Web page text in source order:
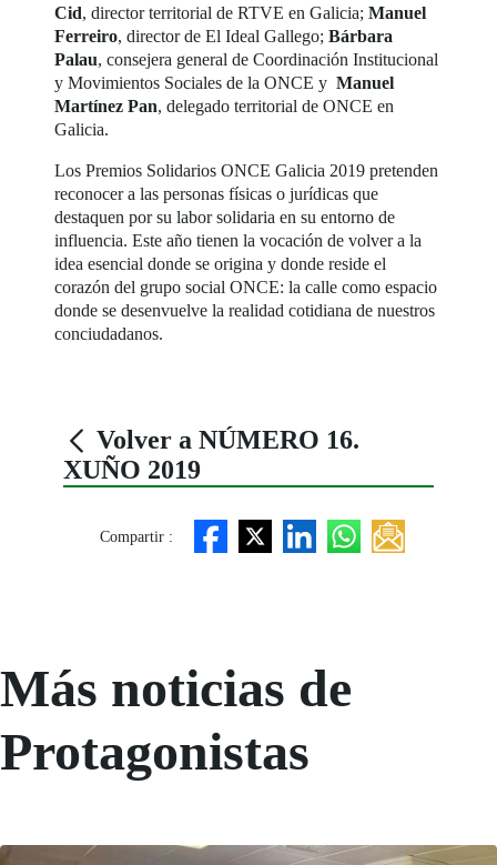
Cid, director territorial de RTVE en Galicia;Manuel
Ferreiro, director de El Ideal Gallego;Bárbara
Palau, consejera general de Coordinación Institucional
y Movimientos Sociales de la ONCE yManuel
Martínez Pan, delegado territorial de ONCE en
Galicia.
Los Premios Solidarios ONCE Galicia 2019 pretenden
reconocer a las personas físicas o jurídicas que
destaquen por su labor solidaria en su entorno de
influencia. Este año tienen la vocación de volver a la
idea esencial donde se origina y donde reside el
corazón del grupo social ONCE: la calle como espacio
donde se desenvuelve la realidad cotidiana de nuestros
conciudadanos.
Volver a NÚMERO 16.
XUÑO 2019
Compartir :
Más noticias de
Protagonistas